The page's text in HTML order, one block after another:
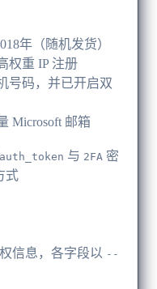
年（随机发货）
权重 IP 注册
号码，并已开启双
Microsoft 邮箱
auth_token 与 2FA 密
式
信息，各字段以 --